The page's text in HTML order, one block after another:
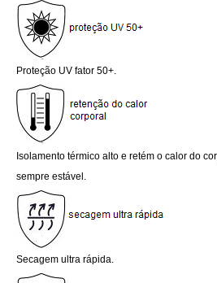
Proteção UV fator 50+.
Isolamento térmico alto e retém o calor do
sempre estável.
Secagem ultra rápida.